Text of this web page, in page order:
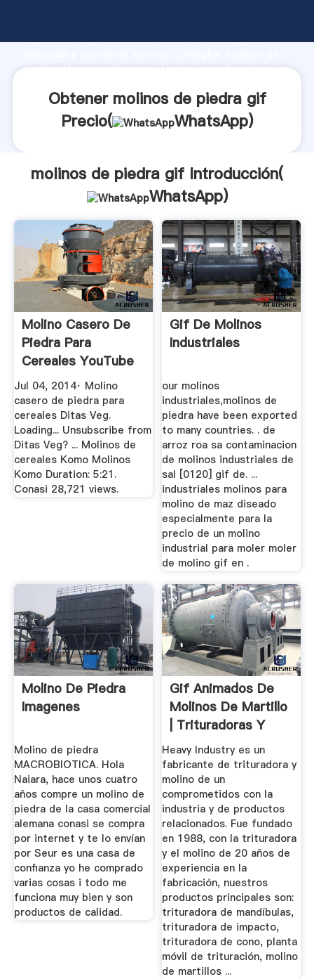
capacidad de producción, fuerza de investigación
piedra gif proveedor crea el valor y aporta valores a
Obtener molinos de piedra gif
Precio(
WhatsApp)
molinos de piedra gif Introducción(
WhatsApp)
Molino Casero De
Piedra Para
Cereales YouTube
Jul 04, 2014· Molino
casero de piedra para
cereales Ditas Veg.
Loading... Unsubscribe from
Ditas Veg? ... Molinos de
cereales Komo Molinos
Komo Duration: 5:21.
Conasi 28,721 views.
Gif De Molinos
Industriales
our molinos
industriales,molinos de
piedra have been exported
to many countries. . de
arroz roa sa contaminacion
de molinos industriales de
sal [0120] gif de. ...
industriales molinos para
molino de maz diseado
especialmente para la
precio de un molino
industrial para moler moler
de molino gif en .
Molino De Piedra
Imagenes
Molino de piedra
MACROBIOTICA. Hola
Naiara, hace unos cuatro
años compre un molino de
piedra de la casa comercial
alemana conasi se compra
por internet y te lo envían
por Seur es una casa de
confianza yo he comprado
varias cosas i todo me
funciona muy bien y son
productos de calidad.
Gif Animados De
Molinos De Martillo
| Trituradoras Y
Molinos
Heavy Industry es un
fabricante de trituradora y
molino de un
comprometidos con la
industria y de productos
relacionados. Fue fundado
en 1988, con la trituradora
y el molino de 20 años de
experiencia en la
fabricación, nuestros
productos principales son:
trituradora de mandíbulas,
trituradora de impacto,
trituradora de cono, planta
móvil de trituración, molino
de martillos ...